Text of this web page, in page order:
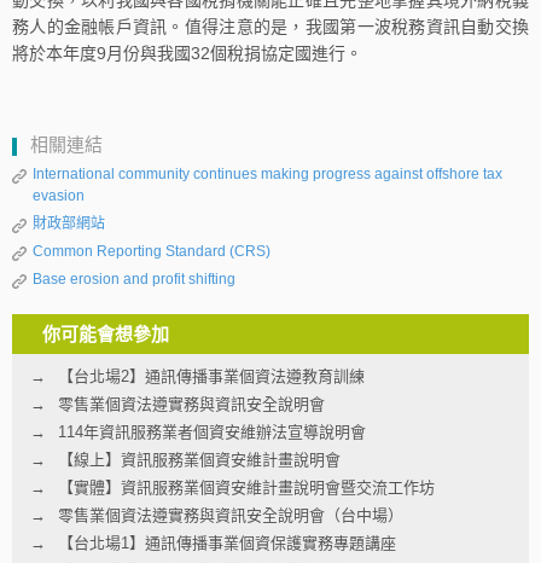
務人的金融帳戶資訊。值得注意的是，我國第一波稅務資訊自動交換
將於本年度9月份與我國32個稅捐協定國進行。
相關連結
International community continues making progress against offshore tax
evasion
財政部網站
Common Reporting Standard (CRS)
Base erosion and profit shifting
你可能會想參加
【台北場2】通訊傳播事業個資法遵教育訓練
零售業個資法遵實務與資訊安全說明會
114年資訊服務業者個資安維辦法宣導說明會
【線上】資訊服務業個資安維計畫說明會
【實體】資訊服務業個資安維計畫說明會暨交流工作坊
零售業個資法遵實務與資訊安全說明會（台中場）
【台北場1】通訊傳播事業個資保護實務專題講座